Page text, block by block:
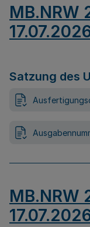
MB.NRW
Satzung des
MB.NRW